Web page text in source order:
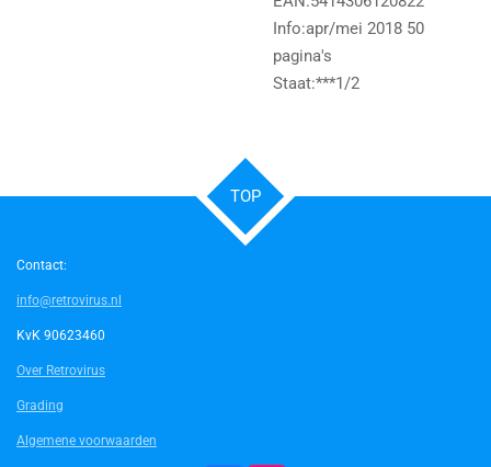
Info:apr/mei 2018 50
pagina's
Staat:***1/2
TOP
Contact:
info@retrovirus.nl
KvK 90623460
Over Retrovirus
Grading
Algemene voorwaarden